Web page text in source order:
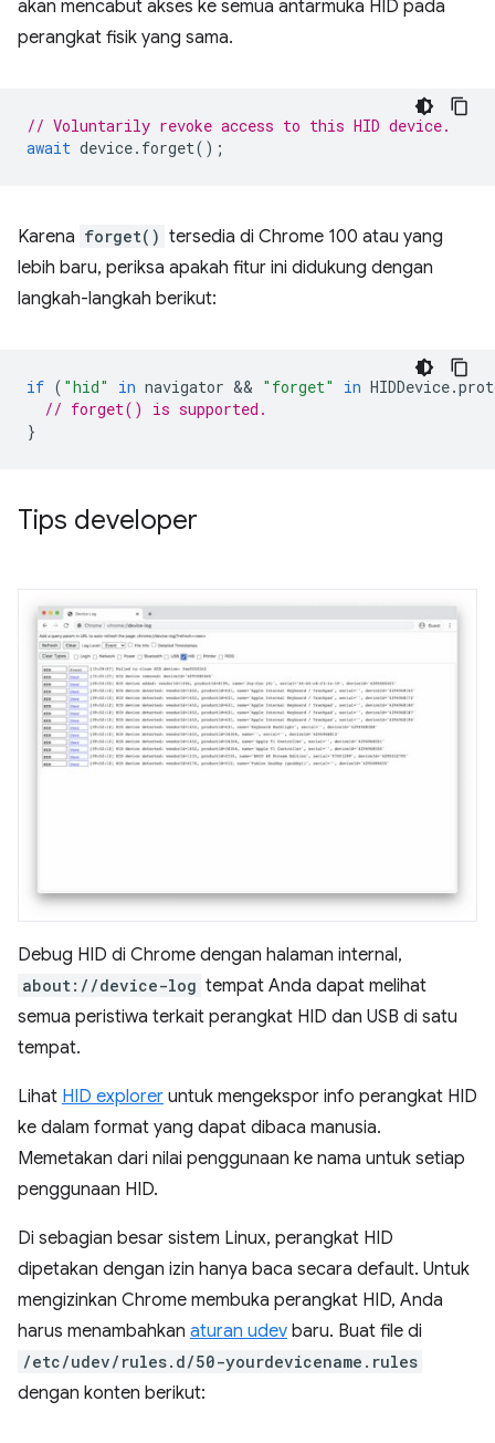
akan mencabut akses ke semua antarmuka HID pada
perangkat fisik yang sama.
// Voluntarily revoke access to this HID device.
await device. forget();
Karena forget() tersedia di Chrome 100 atau yang
lebih baru, periksa apakah fitur ini didukung dengan
langkah-langkah berikut:
if ( "hid" in navigator && "forget" in HIDDevice.
// forget() is supported.
}
Tips developer
Debug HID di Chrome dengan halaman internal,
about://device-log tempat Anda dapat melihat
semua peristiwa terkait perangkat HID dan USB di satu
tempat.
Lihat HID explorer untuk mengekspor info perangkat HID
ke dalam format yang dapat dibaca manusia.
Memetakan dari nilai penggunaan ke nama untuk setiap
penggunaan HID.
Di sebagian besar sistem Linux, perangkat HID
dipetakan dengan izin hanya baca secara default. Untuk
mengizinkan Chrome membuka perangkat HID, Anda
harus menambahkan aturan udev baru. Buat file di
/etc/udev/rules.d/50-yourdevicename.rules
dengan konten berikut: